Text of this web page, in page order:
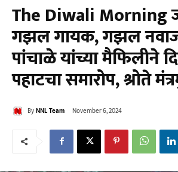
The Diwali Morning
गझल गायक, गझल नवाज
पांचाळे यांच्या मैफिलीने
पहाटचा समारोप, श्रोते
ByNNL Team November 6, 2024